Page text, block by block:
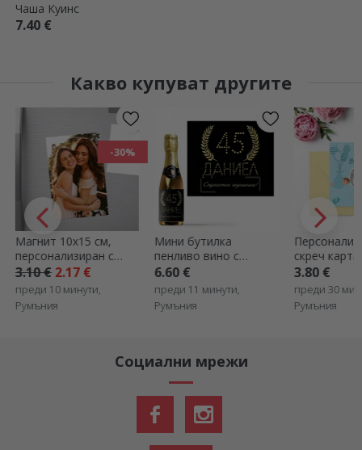
Чаша Куинс
7.40 €
Какво купуват другите
-30%
Магнит 10x15 см,
персонализиран с
фотография
3.10 €2.17 €
преди 10 минути,
Румъния
Мини бутилка
пенливо вино с
персонализиран текст
за рожден ден -
Златно
6.60 €
преди 11 минути,
Румъния
скреч карта
послание -
3.80 €
преди 30
Румъния
Социални мрежи